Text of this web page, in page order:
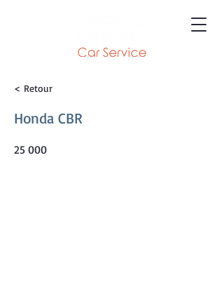
< Retour
Honda CBR
25 000